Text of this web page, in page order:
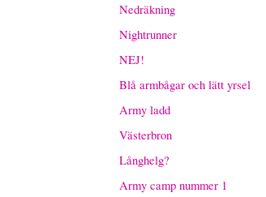
Nedräkning
Nightrunner
NEJ!
Blå armbågar och lätt yrsel
Army ladd
Västerbron
Långhelg?
Army camp nummer 1